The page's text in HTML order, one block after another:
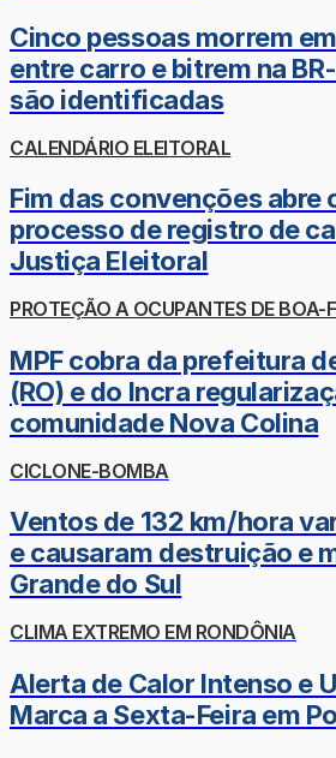
Cinco pessoas morrem
entre carro e bitrem na
são identificadas
CALENDÁRIO ELEITORAL
Fim das convenções abre
processo de registro de
Justiça Eleitoral
PROTEÇÃO A OCUPANTES DE BOA-
MPF cobra da prefeitura
(RO) e do Incra
comunidade Nova Colina
CICLONE-BOMBA
Ventos de 132 km/hora
e causaram destruição e
Grande do Sul
CLIMA EXTREMO EM RONDÔNIA
Alerta de Calor Intenso e
Marca a Sexta-Feira em